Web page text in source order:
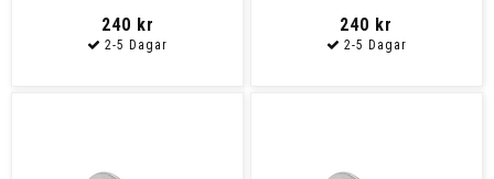
240 kr 240 kr